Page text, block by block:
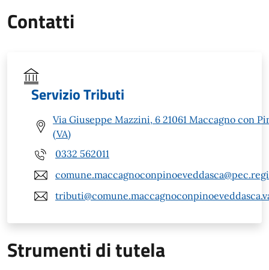
Contatti
Servizio Tributi
Via Giuseppe Mazzini, 6 21061 Maccagno con
(VA)
0332 562011
Strumenti di tutela